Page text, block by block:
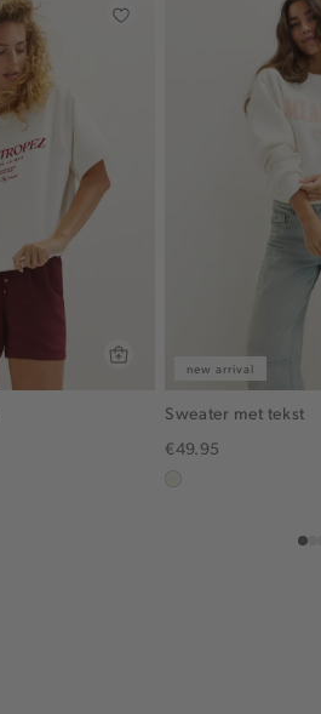
new arrival
Sweater met tekst
€49.95